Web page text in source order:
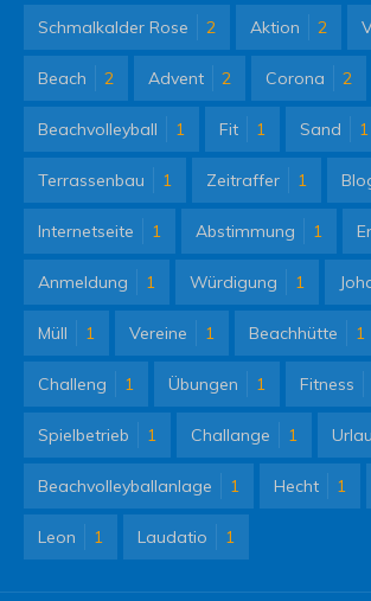
Schmalkalder Rose 2 Aktion 2
Beach 2 Advent 2 Corona 2
Beachvolleyball 1 Fit 1 Sand 1
Terrassenbau 1 Zeitraffer 1
Internetseite 1 Abstimmung 1
Anmeldung 1 Würdigung 1
Müll 1 Vereine 1 Beachhütte 1
Challeng 1 Übungen 1 Fitness
Spielbetrieb 1 Challange 1
Beachvolleyballanlage 1 Hecht 1
Leon 1 Laudatio 1